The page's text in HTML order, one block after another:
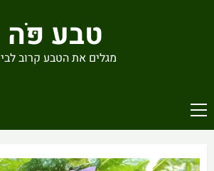
טבע פֹּה
מגלים את הטבע קרוב
Primary
Menu